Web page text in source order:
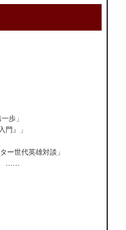
歩」
』」
ー世代英雄対談」
……